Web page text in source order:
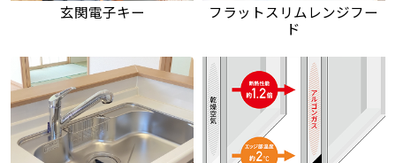
玄関電子キー
フラットスリムレンジフー
ド